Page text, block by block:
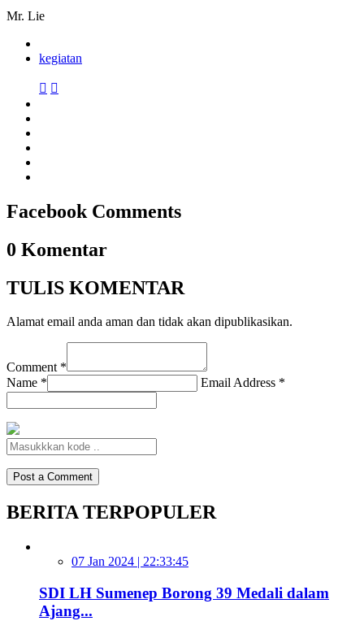
Mr. Lie
kegiatan
 
Facebook Comments
0 Komentar
TULIS KOMENTAR
Alamat email anda aman dan tidak akan dipublikasikan.
Comment *
Name *
Email Address *
BERITA TERPOPULER
07 Jan 2024 | 22:33:45
SDI LH Sumenep Borong 39 Medali dalam
Ajang...